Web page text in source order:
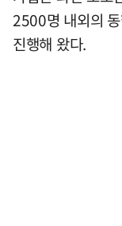
2500명 내외의
진행해 왔다.